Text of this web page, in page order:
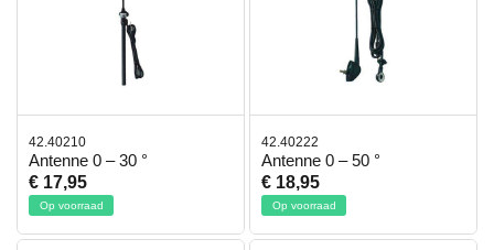
42.40210
Antenne 0 – 30 °
€ 17,95
Op voorraad
42.40222
Antenne 0 – 50 °
€ 18,95
Op voorraad